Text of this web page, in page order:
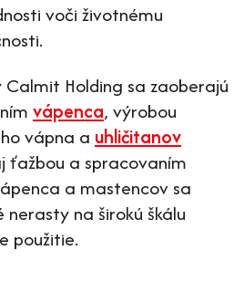
voči životnému
Calmit Holding sa zaoberajú
vápenca, výrobou
vápna a uhličitanov
ťažbou a spracovaním
a mastencov sa
na širokú škálu
použitie.